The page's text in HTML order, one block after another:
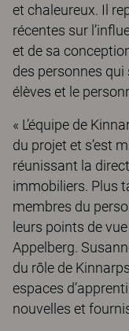
et chaleureux. Il
récentes sur
et de sa
des personnes qui
élèves et le
« L’équipe de
du projet et s’est
réunissant la
immobiliers. Plus
membres du
leurs points de
Appelberg.
du rôle de
espaces
nouvelles et